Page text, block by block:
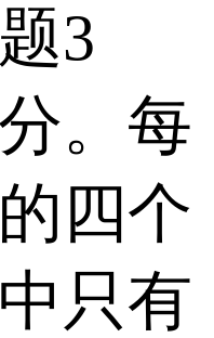
3
。每
四个
只有